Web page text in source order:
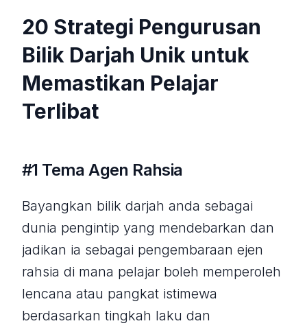
20 Strategi Pengurusan
Bilik Darjah Unik untuk
Memastikan Pelajar
Terlibat
#1 Tema Agen Rahsia
Bayangkan bilik darjah anda sebagai
dunia pengintip yang mendebarkan dan
jadikan ia sebagai pengembaraan ejen
rahsia di mana pelajar boleh memperoleh
lencana atau pangkat istimewa
berdasarkan tingkah laku dan